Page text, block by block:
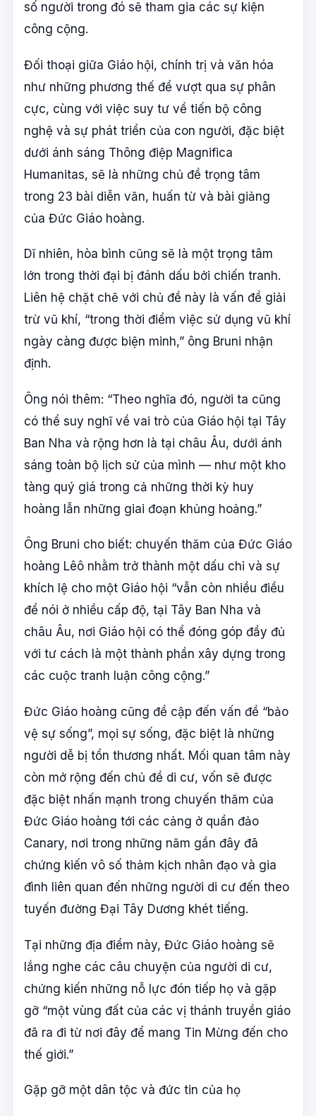
số người trong đó sẽ tham gia các sự kiện
công cộng.
Đối thoại giữa Giáo hội, chính trị và văn hóa
như những phương thế để vượt qua sự phân
cực, cùng với việc suy tư về tiến bộ công
nghệ và sự phát triển của con người, đặc biệt
dưới ánh sáng Thông điệp Magnifica
Humanitas, sẽ là những chủ đề trọng tâm
trong 23 bài diễn văn, huấn từ và bài giảng
của Đức Giáo hoàng.
Dĩ nhiên, hòa bình cũng sẽ là một trọng tâm
lớn trong thời đại bị đánh dấu bởi chiến tranh.
Liên hệ chặt chẽ với chủ đề này là vấn đề giải
trừ vũ khí, “trong thời điểm việc sử dụng vũ khí
ngày càng được biện minh,” ông Bruni nhận
định.
Ông nói thêm: “Theo nghĩa đó, người ta cũng
có thể suy nghĩ về vai trò của Giáo hội tại Tây
Ban Nha và rộng hơn là tại châu Âu, dưới ánh
sáng toàn bộ lịch sử của mình — như một kho
tàng quý giá trong cả những thời kỳ huy
hoàng lẫn những giai đoạn khủng hoảng.”
Ông Bruni cho biết: chuyến thăm của Đức Giáo
hoàng Lêô nhằm trở thành một dấu chỉ và sự
khích lệ cho một Giáo hội “vẫn còn nhiều điều
để nói ở nhiều cấp độ, tại Tây Ban Nha và
châu Âu, nơi Giáo hội có thể đóng góp đầy đủ
với tư cách là một thành phần xây dựng trong
các cuộc tranh luận công cộng.”
Đức Giáo hoàng cũng đề cập đến vấn đề “bảo
vệ sự sống”, mọi sự sống, đặc biệt là những
người dễ bị tổn thương nhất. Mối quan tâm này
còn mở rộng đến chủ đề di cư, vốn sẽ được
đặc biệt nhấn mạnh trong chuyến thăm của
Đức Giáo hoàng tới các cảng ở quần đảo
Canary, nơi trong những năm gần đây đã
chứng kiến vô số thảm kịch nhân đạo và gia
đình liên quan đến những người di cư đến theo
tuyến đường Đại Tây Dương khét tiếng.
Tại những địa điểm này, Đức Giáo hoàng sẽ
lắng nghe các câu chuyện của người di cư,
chứng kiến những nỗ lực đón tiếp họ và gặp
gỡ “một vùng đất của các vị thánh truyền giáo
đã ra đi từ nơi đây để mang Tin Mừng đến cho
thế giới.”
Gặp gỡ một dân tộc và đức tin của họ